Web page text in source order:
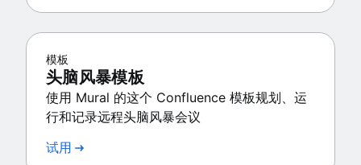
模板
头脑风暴模板
使用 Mural 的这个 Confluence 模板规划、运
行和记录远程头脑风暴会议
试用